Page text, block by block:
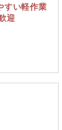
すい軽作業
迎